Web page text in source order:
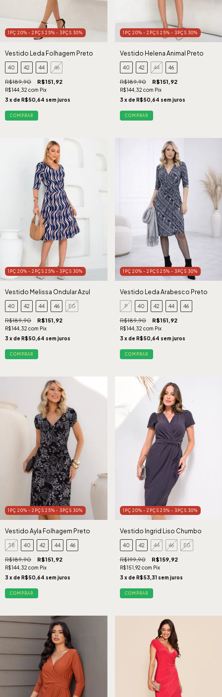
1PÇ 20% - 2PÇS 25% - 3PÇS 30%
Vestido Leda Folhagem Preto
40 42 44 46
R$189,90 R$151,92
R$144,32 com Pix
3 x de R$50,64 sem juros
COMPRAR
1PÇ 20% - 2PÇS 25% - 3PÇS 30%
Vestido Helena Animal Preto
40 42 44 46
R$189,90 R$151,92
R$144,32 com Pix
3 x de R$50,64 sem juros
COMPRAR
1PÇ 20% - 2PÇS 25% - 3PÇS 30%
Vestido Melissa Ondular Azul
40 42 44 46 EG
R$189,90 R$151,92
R$144,32 com Pix
3 x de R$50,64 sem juros
COMPRAR
1PÇ 20% - 2PÇS 25% - 3PÇS 30%
Vestido Leda Arabesco Preto
P 40 42 44 46
R$189,90 R$151,92
R$144,32 com Pix
3 x de R$50,64 sem juros
COMPRAR
1PÇ 20% - 2PÇS 25% - 3PÇS 30%
Vestido Ayla Folhagem Preto
38 40 42 44 46
R$189,90 R$151,92
R$144,32 com Pix
3 x de R$50,64 sem juros
COMPRAR
1PÇ 20% - 2PÇS 25% - 3PÇS 30%
Vestido Ingrid Liso Chumbo
40 42 44 46 EG
R$199,90 R$159,92
R$151,92 com Pix
3 x de R$53,31 sem juros
COMPRAR